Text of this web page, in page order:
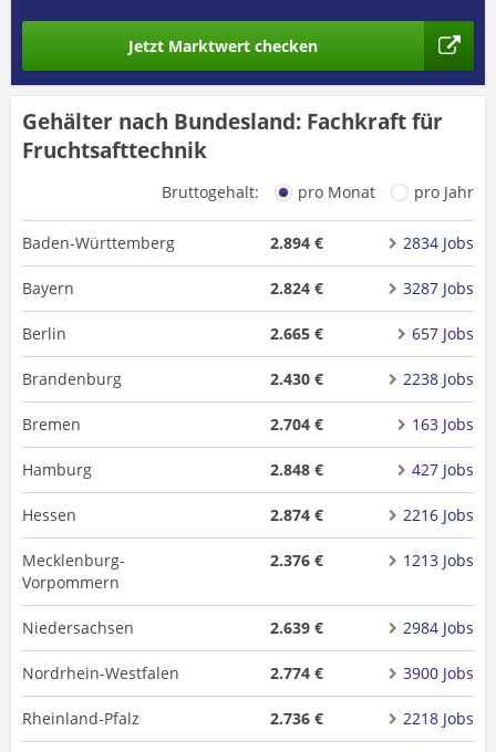
Jetzt Marktwert checken
Gehälter nach Bundesland: Fachkraft für
Fruchtsafttechnik
Bruttogehalt: pro Monat pro Jahr
Baden-Württemberg 2.894 € 2834 Jobs
Bayern 2.824 € 3287 Jobs
Berlin 2.665 € 657 Jobs
Brandenburg 2.430 € 2238 Jobs
Bremen 2.704 € 163 Jobs
Hamburg 2.848 € 427 Jobs
Hessen 2.874 € 2216 Jobs
Mecklenburg-
Vorpommern
2.376 € 1213 Jobs
Niedersachsen 2.639 € 2984 Jobs
Nordrhein-Westfalen 2.774 € 3900 Jobs
Rheinland-Pfalz 2.736 € 2218 Jobs